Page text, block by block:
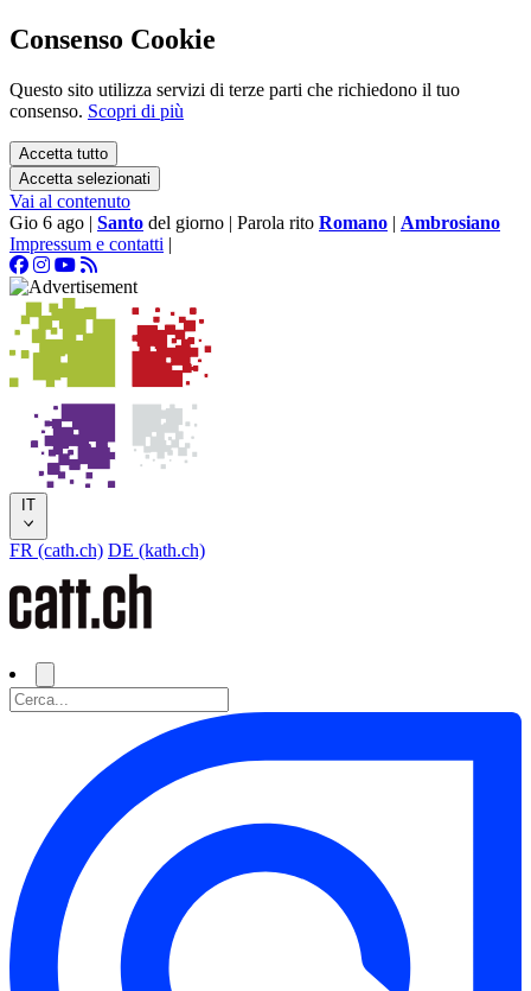
Consenso Cookie
Questo sito utilizza servizi di terze parti che richiedono il tuo
consenso. Scopri di più
Accetta tutto
Accetta selezionati
Vai al contenuto
Gio 6 ago | Santo del giorno | Parola rito Romano | Ambrosiano
Impressum e contatti |
IT
FR (cath.ch) DE (kath.ch)